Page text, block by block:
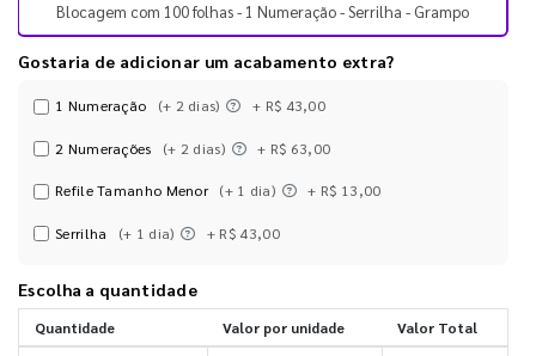
Blocagem com 100 folhas - 1 Numeração - Serrilha - Grampo
Gostaria de adicionar um acabamento extra?
1 Numeração (+ 2 dias) + R$ 43,00
2 Numerações (+ 2 dias) + R$ 63,00
Refile Tamanho Menor (+ 1 dia) + R$ 13,00
Serrilha (+ 1 dia) + R$ 43,00
Escolha a quantidade
Quantidade Valor por unidade Valor Total